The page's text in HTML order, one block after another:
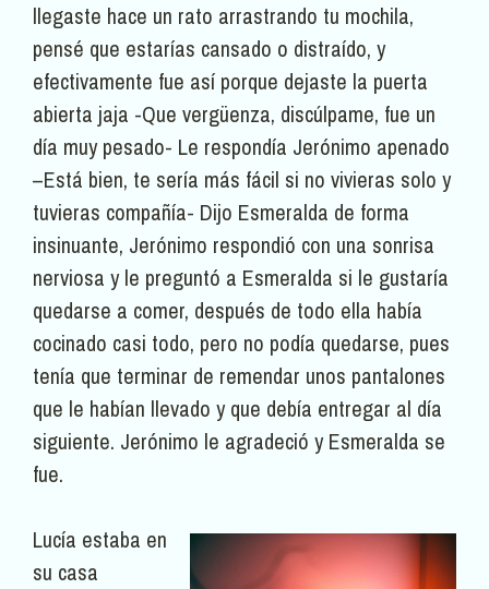
llegaste hace un rato arrastrando tu mochila,
pensé que estarías cansado o distraído, y
efectivamente fue así porque dejaste la puerta
abierta jaja -Que vergüenza, discúlpame, fue un
día muy pesado- Le respondía Jerónimo apenado
–Está bien, te sería más fácil si no vivieras solo y
tuvieras compañía- Dijo Esmeralda de forma
insinuante, Jerónimo respondió con una sonrisa
nerviosa y le preguntó a Esmeralda si le gustaría
quedarse a comer, después de todo ella había
cocinado casi todo, pero no podía quedarse, pues
tenía que terminar de remendar unos pantalones
que le habían llevado y que debía entregar al día
siguiente. Jerónimo le agradeció y Esmeralda se
fue.
Lucía estaba en
su casa